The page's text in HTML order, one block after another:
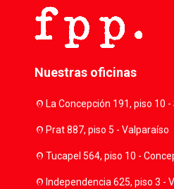
Nuestras oficinas
location_onLa Concepción 191, piso 10
location_onPrat 887, piso 5 - Valparaíso
location_onTucapel 564, piso 10 -
location_onIndependencia 625, piso 3 -